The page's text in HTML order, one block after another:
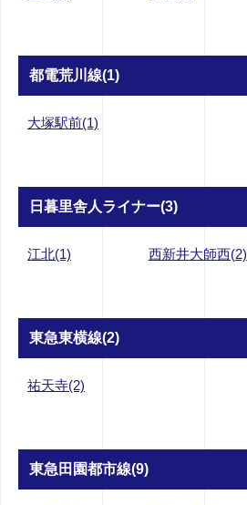
都電荒川線(1)
大塚駅前(1)
日暮里舎人ライナー(3)
江北(1) 西新井大師西(2)
東急東横線(2)
祐天寺(2)
東急田園都市線(9)